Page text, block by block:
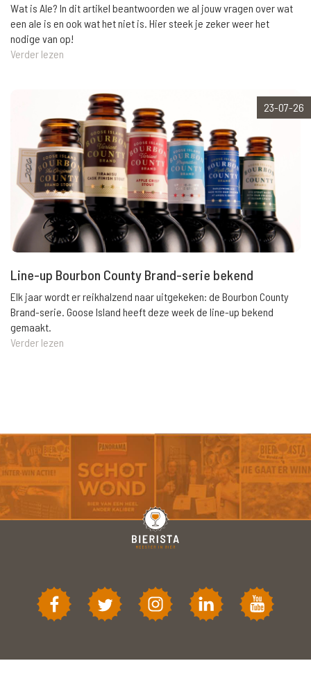
Wat is Ale? In dit artikel beantwoorden we al jouw vragen over wat
een ale is en ook wat het niet is. Hier steek je zeker weer het
nodige van op!
Verder lezen
23-07-26
Line-up Bourbon County Brand-serie bekend
Elk jaar wordt er reikhalzend naar uitgekeken: de Bourbon County
Brand-serie. Goose Island heeft deze week de line-up bekend
gemaakt.
Verder lezen